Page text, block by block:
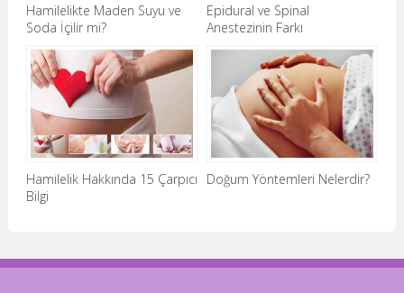
Hamilelikte Maden Suyu ve
Soda İçilir mi?
Epidural ve Spinal
Anestezinin Farkı
Hamilelik Hakkında 15 Çarpıcı
Bilgi
Doğum Yöntemleri Nelerdir?